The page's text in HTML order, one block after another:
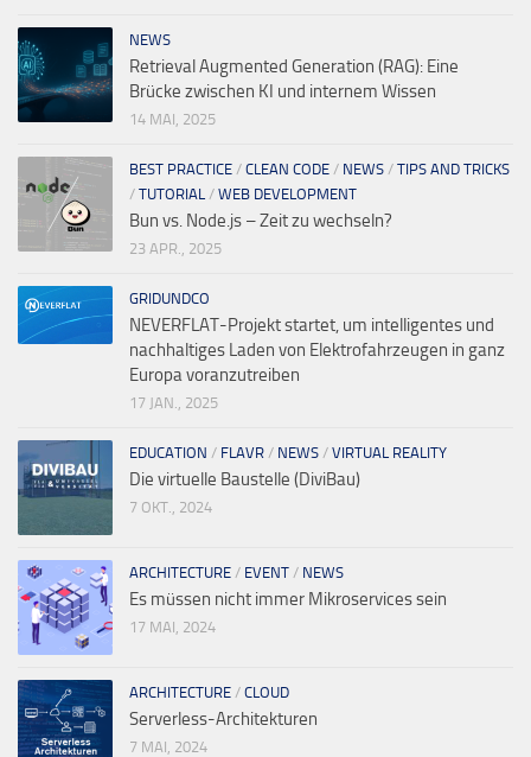
NEWS
Retrieval Augmented Generation (RAG): Eine
Brücke zwischen KI und internem Wissen
14 MAI, 2025
BEST PRACTICE / CLEAN CODE / NEWS / TIPS AND TRICKS
/ TUTORIAL / WEB DEVELOPMENT
Bun vs. Node.js – Zeit zu wechseln?
23 APR., 2025
GRIDUNDCO
NEVERFLAT-Projekt startet, um intelligentes und
nachhaltiges Laden von Elektrofahrzeugen in ganz
Europa voranzutreiben
17 JAN., 2025
EDUCATION / FLAVR / NEWS / VIRTUAL REALITY
Die virtuelle Baustelle (DiviBau)
7 OKT., 2024
ARCHITECTURE / EVENT / NEWS
Es müssen nicht immer Mikroservices sein
17 MAI, 2024
ARCHITECTURE / CLOUD
Serverless-Architekturen
7 MAI, 2024